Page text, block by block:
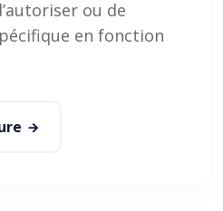
ou de
en fonction